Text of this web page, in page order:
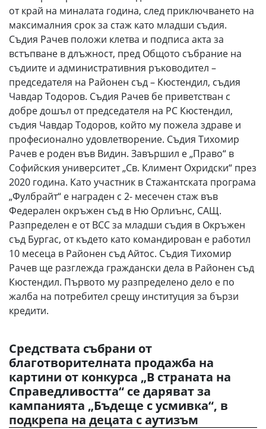
от край на миналата година, след приключването на
максималния срок за стаж като младши съдия.
Съдия Рачев положи клетва и подписа акта за
встъпване в длъжност, пред Общото събрание на
съдиите и административния ръководител –
председателя на Районен съд – Кюстендил, съдия
Чавдар Тодоров. Съдия Рачев бе приветстван с
добре дошъл от председателя на РС Кюстендил,
съдия Чавдар Тодоров, който му пожела здраве и
професионално удовлетворение. Съдия Тихомир
Рачев е роден във Видин. Завършил е „Право“ в
Софийския университет „Св. Климент Охридски“ през
2020 година. Като участник в Стажантската програма
„Фулбрайт“ е награден с 2- месечен стаж във
Федерален окръжен съд в Ню Орлиънс, САЩ.
Разпределен е от ВСС за младши съдия в Окръжен
съд Бургас, от където като командирован е работил
10 месеца в Районен съд Айтос. Съдия Тихомир
Рачев ще разглежда граждански дела в Районен съд
Кюстендил. Първото му разпределено дело е по
жалба на потребител срещу институция за бързи
кредити.
Средствата събрани от
благотворителната продажба на
картини от конкурса „В страната на
Справедливостта“ се даряват за
кампанията „Бъдеще с усмивка“, в
подкрепа на децата с аутизъм